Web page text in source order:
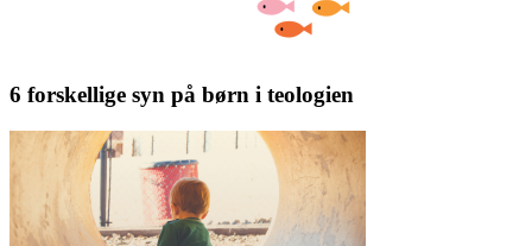
6 forskellige syn på børn i teologien